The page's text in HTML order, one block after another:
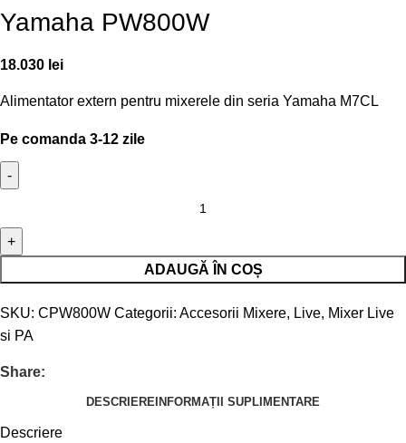
Yamaha PW800W
18.030 lei
Alimentator extern pentru mixerele din seria Yamaha M7CL
Pe comanda 3-12 zile
ADAUGĂ ÎN COȘ
SKU: CPW800W Categorii: Accesorii Mixere, Live, Mixer Live
si PA
Share:
DESCRIERE INFORMAȚII SUPLIMENTARE
Descriere